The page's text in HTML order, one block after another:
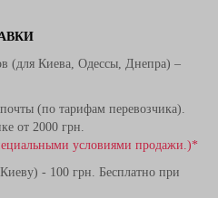
(для Киева, Одессы, Днепра) –
(по тарифам перевозчика).
от 2000 грн.
условиями продажи.)*
- 100 грн. Бесплатно при